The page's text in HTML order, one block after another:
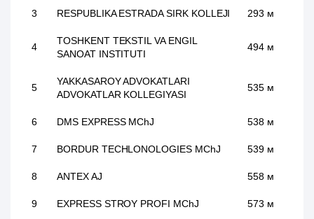
3 RESPUBLIKA ESTRADA SIRK KOLLEJI 293 м
4
TOSHKENT TEKSTIL VA ENGIL
SANOAT INSTITUTI
494 м
5
YAKKASAROY ADVOKATLARI
ADVOKATLAR KOLLEGIYASI
535 м
6 DMS EXPRESS MChJ 538 м
7 BORDUR TECHLONOLOGIES MChJ 539 м
8 ANTEX AJ 558 м
9 EXPRESS STROY PROFI MChJ 573 м